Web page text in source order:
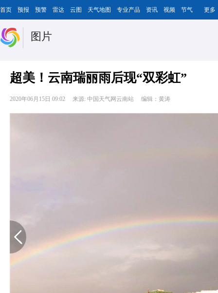
首页 预报 预警 雷达 云图 天气地图 专业产品 资讯 视频 节气 更多
图片
超美！云南瑞丽雨后现“双彩虹”
2020年06月15日 09:02 来源: 中国天气网云南站 编辑：黄涛